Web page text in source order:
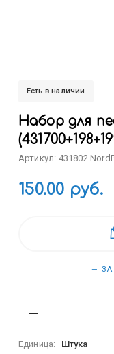
Есть в наличии
Набор для
Артикул: 431802
150.00 руб.
—
Единица:
Штука